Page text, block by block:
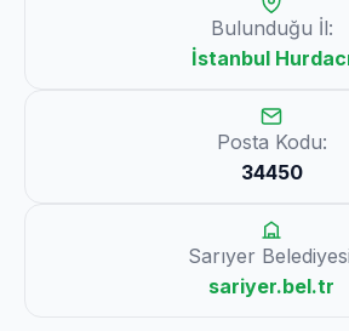
Bulunduğu İl:
İstanbul
Posta Kodu:
34450
Sarıyer
sariyer.bel.tr